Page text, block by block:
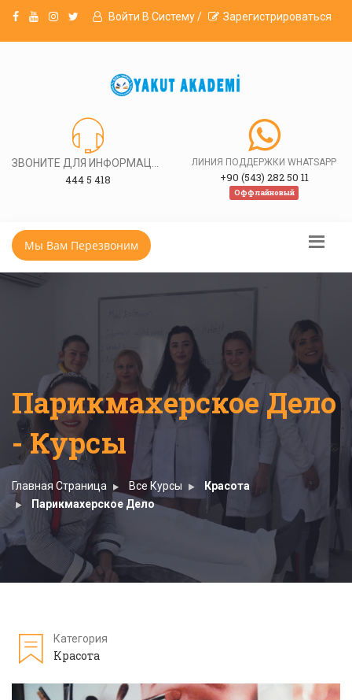
Войти В Систему / Зарегистрироваться
444 5 418
ЛИНИЯ ПОДДЕРЖКИ WHATSAPP
+90 (543) 282 50 11
Оффлайновый
Мы Вам Перезвоним
Парикмахерское Дело
- Курсы
Главная Страница Все Курсы
Красота
Парикмахерское Дело
Категория
Красота